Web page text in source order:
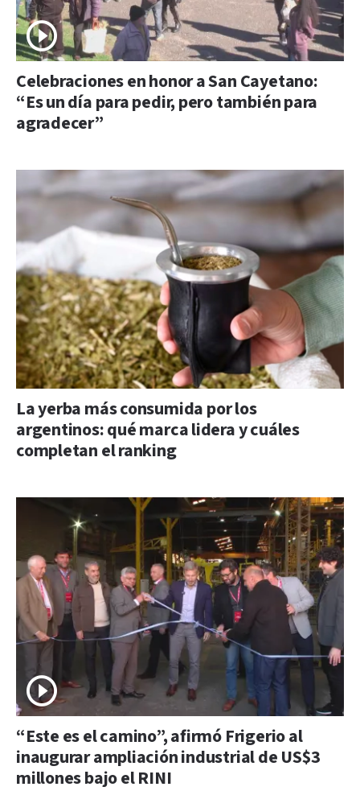
Celebraciones en honor a San Cayetano:
“Es un día para pedir, pero también para
agradecer”
La yerba más consumida por los
argentinos: qué marca lidera y cuáles
completan el ranking
“Este es el camino”, afirmó Frigerio al
inaugurar ampliación industrial de US$3
millones bajo el RINI